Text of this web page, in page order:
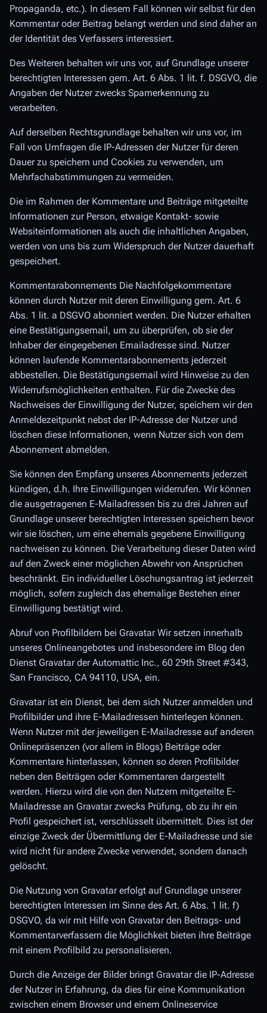
Propaganda, etc.). In diesem Fall können wir selbst für den
Kommentar oder Beitrag belangt werden und sind daher an
der Identität des Verfassers interessiert.
Des Weiteren behalten wir uns vor, auf Grundlage unserer
berechtigten Interessen gem. Art. 6 Abs. 1 lit. f. DSGVO, die
Angaben der Nutzer zwecks Spamerkennung zu
verarbeiten.
Auf derselben Rechtsgrundlage behalten wir uns vor, im
Fall von Umfragen die IP-Adressen der Nutzer für deren
Dauer zu speichern und Cookies zu verwenden, um
Mehrfachabstimmungen zu vermeiden.
Die im Rahmen der Kommentare und Beiträge mitgeteilte
Informationen zur Person, etwaige Kontakt- sowie
Websiteinformationen als auch die inhaltlichen Angaben,
werden von uns bis zum Widerspruch der Nutzer dauerhaft
gespeichert.
Kommentarabonnements Die Nachfolgekommentare
können durch Nutzer mit deren Einwilligung gem. Art. 6
Abs. 1 lit. a DSGVO abonniert werden. Die Nutzer erhalten
eine Bestätigungsemail, um zu überprüfen, ob sie der
Inhaber der eingegebenen Emailadresse sind. Nutzer
können laufende Kommentarabonnements jederzeit
abbestellen. Die Bestätigungsemail wird Hinweise zu den
Widerrufsmöglichkeiten enthalten. Für die Zwecke des
Nachweises der Einwilligung der Nutzer, speichern wir den
Anmeldezeitpunkt nebst der IP-Adresse der Nutzer und
löschen diese Informationen, wenn Nutzer sich von dem
Abonnement abmelden.
Sie können den Empfang unseres Abonnements jederzeit
kündigen, d.h. Ihre Einwilligungen widerrufen. Wir können
die ausgetragenen E-Mailadressen bis zu drei Jahren auf
Grundlage unserer berechtigten Interessen speichern bevor
wir sie löschen, um eine ehemals gegebene Einwilligung
nachweisen zu können. Die Verarbeitung dieser Daten wird
auf den Zweck einer möglichen Abwehr von Ansprüchen
beschränkt. Ein individueller Löschungsantrag ist jederzeit
möglich, sofern zugleich das ehemalige Bestehen einer
Einwilligung bestätigt wird.
Abruf von Profilbildern bei Gravatar Wir setzen innerhalb
unseres Onlineangebotes und insbesondere im Blog den
Dienst Gravatar der Automattic Inc., 60 29th Street #343,
San Francisco, CA 94110, USA, ein.
Gravatar ist ein Dienst, bei dem sich Nutzer anmelden und
Profilbilder und ihre E-Mailadressen hinterlegen können.
Wenn Nutzer mit der jeweiligen E-Mailadresse auf anderen
Onlinepräsenzen (vor allem in Blogs) Beiträge oder
Kommentare hinterlassen, können so deren Profilbilder
neben den Beiträgen oder Kommentaren dargestellt
werden. Hierzu wird die von den Nutzern mitgeteilte E-
Mailadresse an Gravatar zwecks Prüfung, ob zu ihr ein
Profil gespeichert ist, verschlüsselt übermittelt. Dies ist der
einzige Zweck der Übermittlung der E-Mailadresse und sie
wird nicht für andere Zwecke verwendet, sondern danach
gelöscht.
Die Nutzung von Gravatar erfolgt auf Grundlage unserer
berechtigten Interessen im Sinne des Art. 6 Abs. 1 lit. f)
DSGVO, da wir mit Hilfe von Gravatar den Beitrags- und
Kommentarverfassern die Möglichkeit bieten ihre Beiträge
mit einem Profilbild zu personalisieren.
Durch die Anzeige der Bilder bringt Gravatar die IP-Adresse
der Nutzer in Erfahrung, da dies für eine Kommunikation
zwischen einem Browser und einem Onlineservice